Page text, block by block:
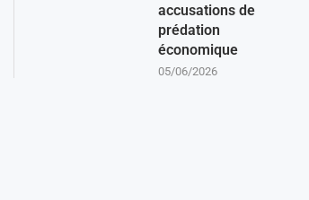
accusations de
prédation
économique
05/06/2026